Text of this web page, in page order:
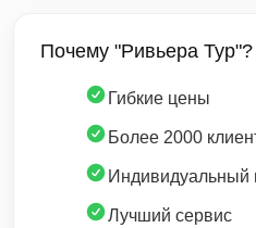
Почему "Ривьера Тур"?
Гибкие цены
Более 2000
Индивидуальный
Лучший сервис